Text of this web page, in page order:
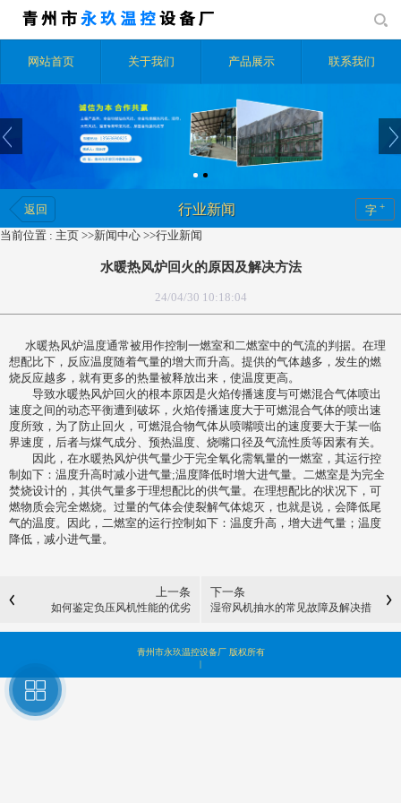
网站首页 关于我们 产品展示 联系我们
返回 行业新闻 字 +
当前位置 : 主页 >>新闻中心 >>行业新闻
水暖热风炉回火的原因及解决方法
24/04/30 10:18:04
水暖热风炉温度通常被用作控制一燃室和二燃室中的气流的判据。在理
想配比下，反应温度随着气量的增大而升高。提供的气体越多，发生的燃
烧反应越多，就有更多的热量被释放出来，使温度更高。
导致水暖热风炉回火的根本原因是火焰传播速度与可燃混合气体喷出
速度之间的动态平衡遭到破坏，火焰传播速度大于可燃混合气体的喷出速
度所致，为了防止回火，可燃混合物气体从喷嘴喷出的速度要大于某一临
界速度，后者与煤气成分、预热温度、烧嘴口径及气流性质等因素有关。
因此，在水暖热风炉供气量少于完全氧化需氧量的一燃室，其运行控
制如下：温度升高时减小进气量;温度降低时增大进气量。二燃室是为完全
焚烧设计的，其供气量多于理想配比的供气量。在理想配比的状况下，可
燃物质会完全燃烧。过量的气体会使裂解气体熄灭，也就是说，会降低尾
气的温度。因此，二燃室的运行控制如下：温度升高，增大进气量；温度
降低，减小进气量。
上一条
如何鉴定负压风机性能的优劣
下一条
湿帘风机抽水的常见故障及解决措
青州市永玖温控设备厂 版权所有